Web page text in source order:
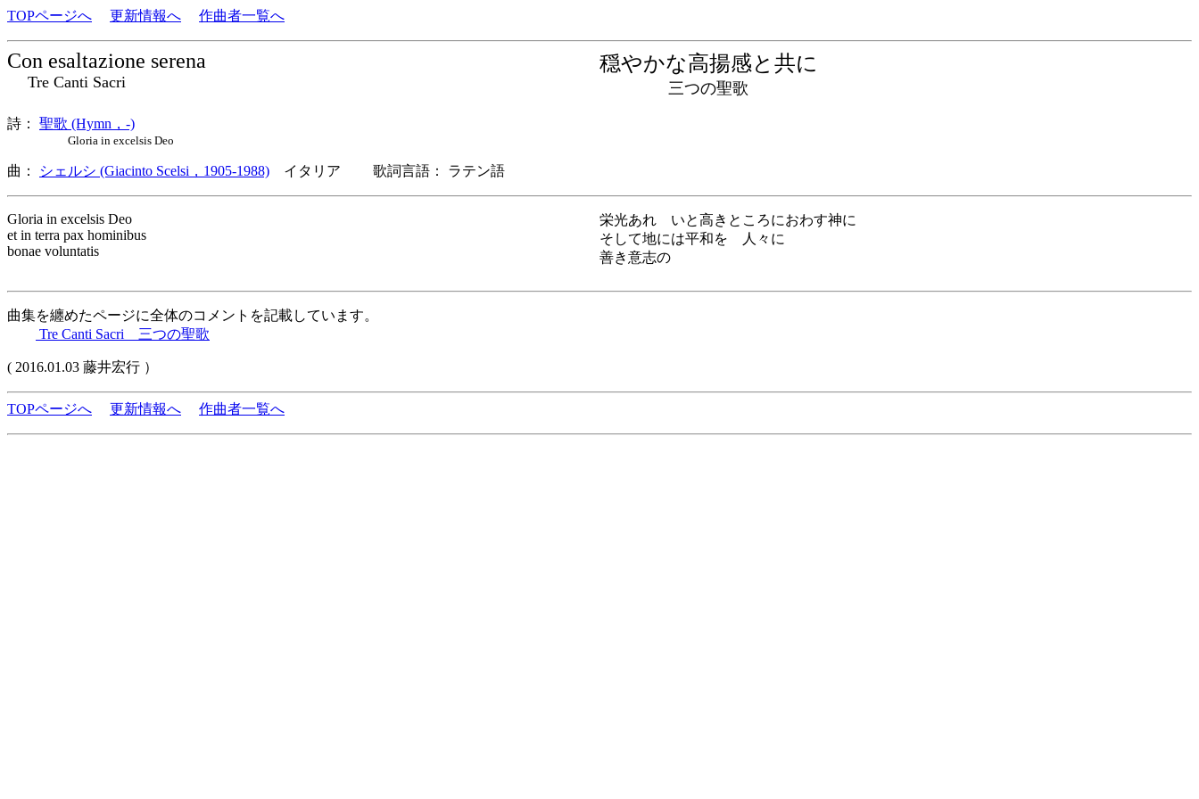
TOPページへ 更新情報へ 作曲者一覧へ
Con esaltazione serena
Tre Canti Sacri
穏やかな高揚感と共に
三つの聖歌
詩： 聖歌 (Hymn，-)
Gloria in excelsis Deo
曲： シェルシ (Giacinto Scelsi，1905-1988) イタリア 歌詞言語： ラテン語
Gloria in excelsis Deo
et in terra pax hominibus
bonae voluntatis
栄光あれ いと高きところにおわす神に
そして地には平和を 人々に
善き意志の
曲集を纏めたページに全体のコメントを記載しています。
Tre Canti Sacri 三つの聖歌
( 2016.01.03 藤井宏行 ）
TOPページへ 更新情報へ 作曲者一覧へ